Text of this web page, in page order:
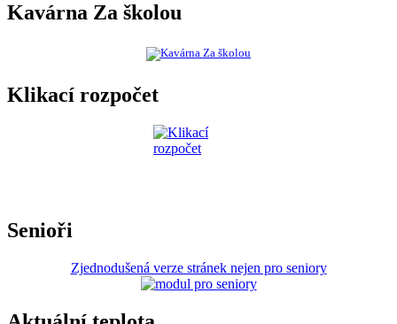
Kavárna Za školou
Klikací rozpočet
Senioři
Zjednodušená verze stránek nejen pro seniory